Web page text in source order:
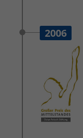
2006